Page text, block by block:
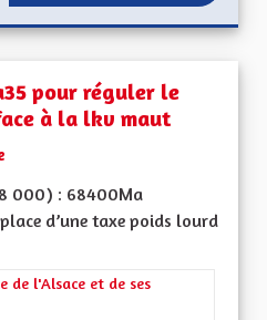
pour réguler le
à la lkv maut
000) : 68400Ma
d’une taxe poids lourd
: L'attractivité
de l'Alsace et de ses